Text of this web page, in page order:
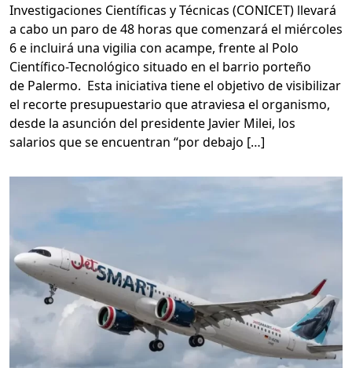
Investigaciones Científicas y Técnicas (CONICET) llevará
a cabo un paro de 48 horas que comenzará el miércoles
6 e incluirá una vigilia con acampe, frente al Polo
Científico-Tecnológico situado en el barrio porteño
de Palermo. Esta iniciativa tiene el objetivo de visibilizar
el recorte presupuestario que atraviesa el organismo,
desde la asunción del presidente Javier Milei, los
salarios que se encuentran “por debajo […]